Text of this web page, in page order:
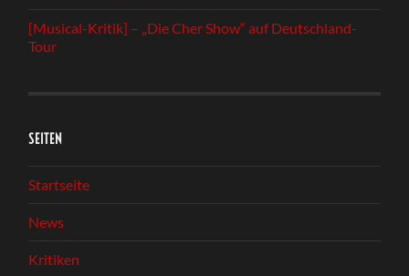
[Musical-Kritik] – „Die Cher Show“ auf Deutschland-
Tour
SEITEN
Startseite
News
Kritiken